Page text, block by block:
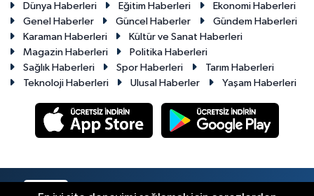
Dünya Haberleri
Eğitim Haberleri
Ekonomi Haberleri
Genel Haberler
Güncel Haberler
Gündem Haberleri
Karaman Haberleri
Kültür ve Sanat Haberleri
Magazin Haberleri
Politika Haberleri
Sağlık Haberleri
Spor Haberleri
Tarım Haberleri
Teknoloji Haberleri
Ulusal Haberler Yaşam Haberleri